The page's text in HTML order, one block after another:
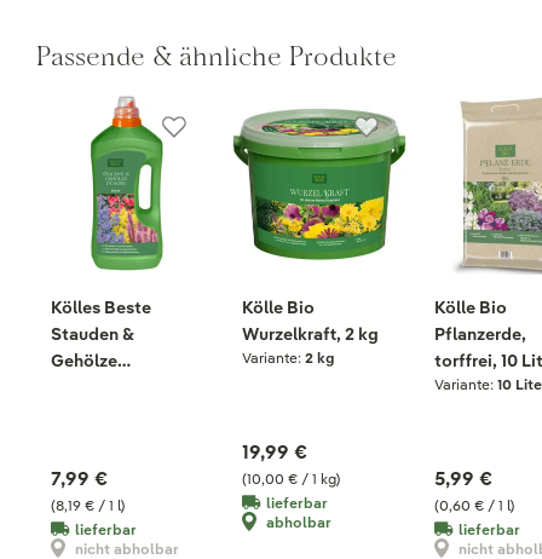
Passende & ähnliche Produkte
Kölles Beste
Stauden &
Gehölze
(8,19 € / 1 l)
7,99 €
lieferbar
nicht abholbar
Kölle Bio
Wurzelkraft, 2 kg
Variante:2 kg
(10,00 € / 1 kg)
19,99 €
lieferbar
abholbar
Kölle Bio
Pflanzerde,
torffrei, 10
Variante: 10
(0,60 € / 1 l)
5,99 €
lieferbar
nicht